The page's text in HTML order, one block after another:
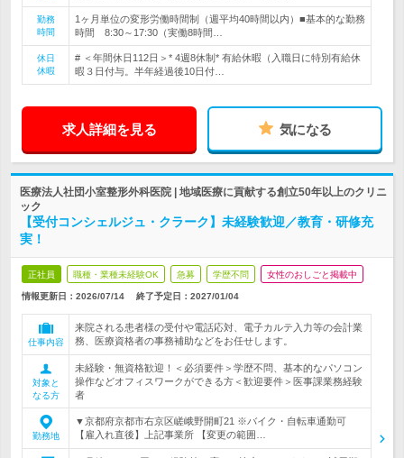
勤務
時間
1ヶ月単位の変形労働時間制（週平均40時間以内）■基本的な勤務
時間 8:30～17:30（実働8時間…
休日
休暇
# ＜年間休日112日＞* 4週8休制* 有給休暇（入職日に特別有給休
暇３日付与。半年経過後10日付…
求人詳細を見る 気になる
医療法人社団小室整形外科医院 | 地域医療に貢献する創立50年以上のクリニ
ック
【受付コンシェルジュ・クラーク】未経験歓迎／教育・研修充
実！
正社員 職種・業種未経験OK 急募 学歴不問 女性のおしごと掲載中
情報更新日：2026/07/14 終了予定日： 2027/01/04
仕事内容
来院される患者様の受付や電話応対、電子カルテ入力等の会計業
務、医療資格者の事務補助などをお任せします。
対象と
なる方
未経験・無資格歓迎！＜必須要件＞学歴不問、基本的なパソコン
操作などオフィスワークができる方＜歓迎要件＞医事課業務経験
者
勤務地
▼京都府京都市右京区嵯峨野開町21 ※バイク・自転車通勤可
【雇入れ直後】上記事業所 【変更の範囲…